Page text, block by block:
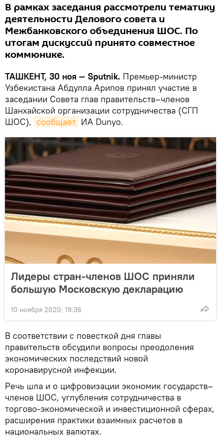
В рамках заседания рассмотрели тематику
деятельности Делового совета и
Межбанковского объединения ШОС. По
итогам дискуссий принято совместное
коммюнике.
ТАШКЕНТ, 30 ноя — Sputnik. Премьер-министр
Узбекистана Абдулла Арипов принял участие в
заседании Совета глав правительств–членов
Шанхайской организации сотрудничества (СГП
ШОС), сообщает ИА Dunyo.
Лидеры стран-членов ШОС приняли
большую Московскую декларацию
10 ноября 2020, 19:36
В соответствии с повесткой дня главы
правительств обсудили вопросы преодоления
экономических последствий новой
коронавирусной инфекции.
Речь шла и о цифровизации экономик государств–
членов ШОС, углубления сотрудничества в
торгово-экономической и инвестиционной сферах,
расширения практики взаимных расчетов в
национальных валютах.